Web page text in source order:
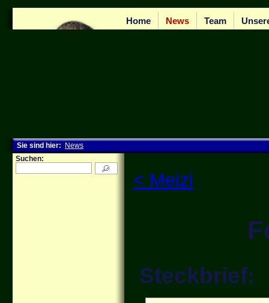
Home News Team
Sie sind hier:
News
Suchen:
< Meizi
Steckbrief: